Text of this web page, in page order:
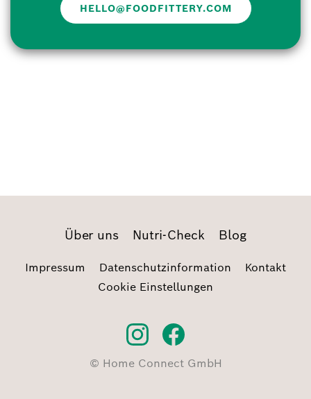
HELLO@FOODFITTERY.COM
Über uns Nutri-Check Blog
Impressum Datenschutzinformation
Kontakt
Cookie Einstellungen
© Home Connect GmbH